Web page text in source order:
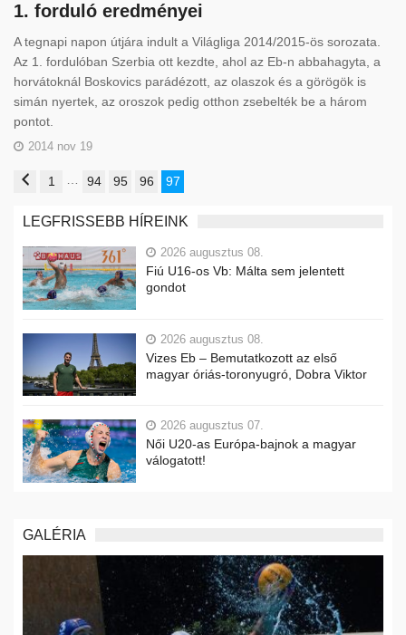
1. forduló eredményei
A tegnapi napon útjára indult a Világliga 2014/2015-ös sorozata.
Az 1. fordulóban Szerbia ott kezdte, ahol az Eb-n abbahagyta, a
horvátoknál Boskovics parádézott, az olaszok és a görögök is
simán nyertek, az oroszok pedig otthon zsebelték be a három
pontot.
2014 nov 19
1 … 94 95 96 97
LEGFRISSEBB HÍREINK
2026 augusztus 08.
Fiú U16-os Vb: Málta sem jelentett
gondot
2026 augusztus 08.
Vizes Eb – Bemutatkozott az első
magyar óriás-toronyugró, Dobra Viktor
2026 augusztus 07.
Női U20-as Európa-bajnok a magyar
válogatott!
GALÉRIA